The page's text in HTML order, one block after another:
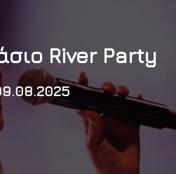
River Party